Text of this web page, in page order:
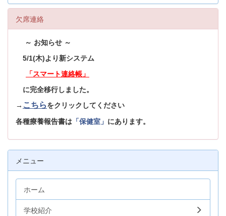
欠席連絡
～ お知らせ ～
5/1(木)より新システム
「スマート連絡帳」
に完全移行しました。
→ こちらをクリックしてください
各種療養報告書は 「保健室」 にあります。
メニュー
ホーム
学校紹介